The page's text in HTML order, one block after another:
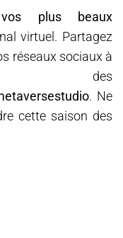
vos plus beaux
virtuel. Partagez
réseaux sociaux à
. Ne
cette saison des